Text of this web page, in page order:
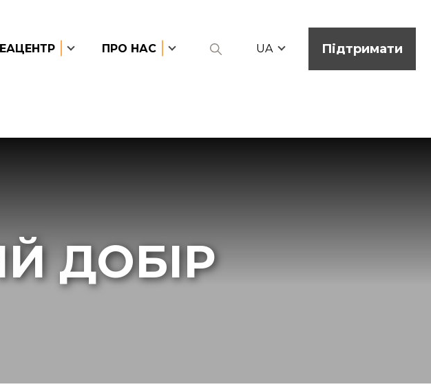
ПРО НАС UA Підтримати
ДОБІР